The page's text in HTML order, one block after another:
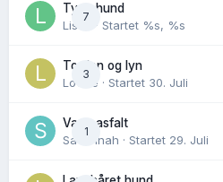
7
Tynn hund
Lisen
· Startet %s, %s
3
Torden og lyn
Lovise · Startet 30. Juli
1
Varm asfalt
Savannah · Startet 29. Juli